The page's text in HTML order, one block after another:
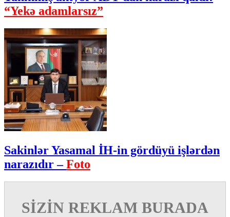
“Yekə adamlarsız”
Sakinlər Yasamal İH-in gördüyü işlərdən
narazıdır –Foto
SİZİN REKLAM BURADA